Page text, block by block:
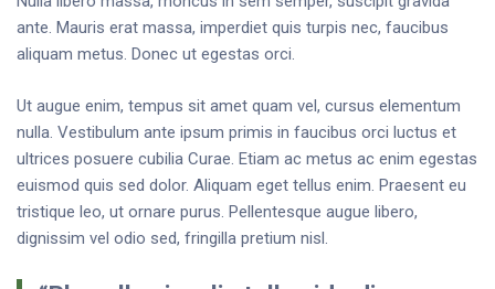
ante. Mauris erat massa, imperdiet quis turpis nec, faucibus
aliquam metus. Donec ut egestas orci.
Ut augue enim, tempus sit amet quam vel, cursus elementum
nulla. Vestibulum ante ipsum primis in faucibus orci luctus et
ultrices posuere cubilia Curae. Etiam ac metus ac enim egestas
euismod quis sed dolor. Aliquam eget tellus enim. Praesent eu
tristique leo, ut ornare purus. Pellentesque augue libero,
dignissim vel odio sed, fringilla pretium nisl.